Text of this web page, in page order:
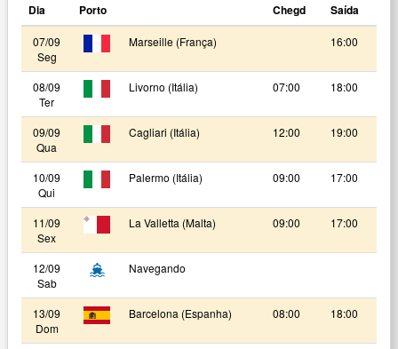
Dia Porto Chegd Saída
07/09
Seg
Marseille (França) 16:00
08/09
Ter
Livorno (Itália) 07:00 18:00
09/09
Qua
Cagliari (Itália) 12:00 19:00
10/09
Qui
Palermo (Itália) 09:00 17:00
11/09
Sex
La Valletta (Malta) 09:00 17:00
12/09
Sab
Navegando
13/09
Dom
Barcelona (Espanha) 08:00 18:00